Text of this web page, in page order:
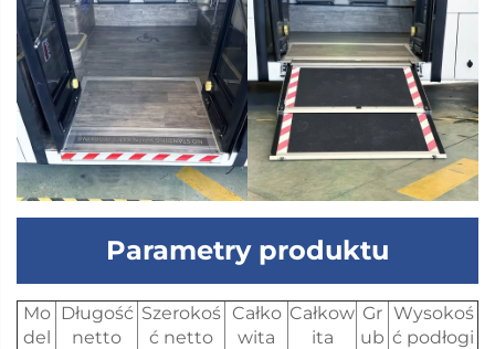
Parametry produktu
Mo
del
Długość
netto
Szerokoś
ć netto
Całko
wita
Całkow
ita
Gr
ub
Wysokoś
ć podłogi